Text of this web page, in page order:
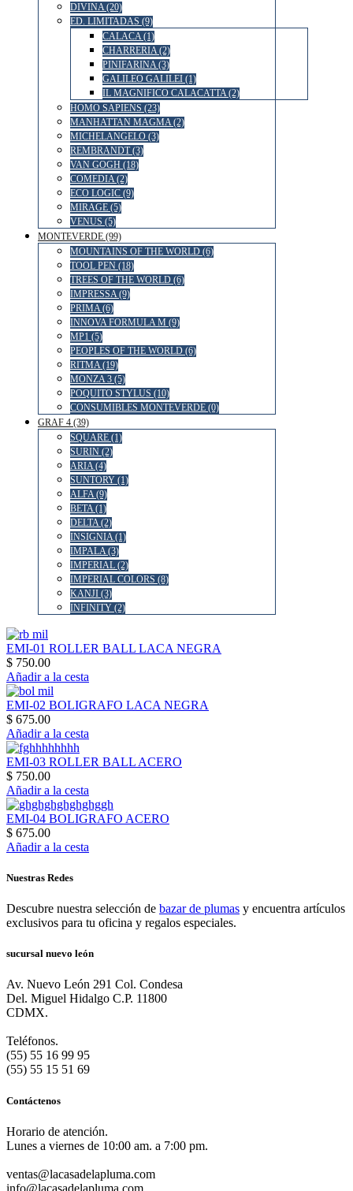
DIVINA (20)
ED. LIMITADAS (9)
CALACA (1)
CHARRERIA (2)
PINIFARINA (3)
GALILEO GALILEI (1)
IL MAGNIFICO CALACATTA (2)
HOMO SAPIENS (23)
MANHATTAN MAGMA (2)
MICHELANGELO (3)
REMBRANDT (3)
VAN GOGH (18)
COMEDIA (2)
ECO LOGIC (9)
MIRAGE (5)
VENUS (5)
MONTEVERDE (99)
MOUNTAINS OF THE WORLD (6)
TOOL PEN (18)
TREES OF THE WORLD (6)
IMPRESSA (9)
PRIMA (6)
INNOVA FORMULA M (9)
MP1 (5)
PEOPLES OF THE WORLD (6)
RITMA (19)
MONZA 3 (5)
POQUITO STYLUS (10)
CONSUMIBLES MONTEVERDE (0)
GRAF 4 (39)
SQUARE (1)
SURIN (2)
ARIA (4)
SUNTORY (1)
ALFA (9)
BETA (1)
DELTA (2)
INSIGNIA (1)
IMPALA (3)
IMPERIAL (2)
IMPERIAL COLORS (8)
KANJI (3)
INFINITY (2)
EMI-01 ROLLER BALL LACA NEGRA
$ 750.00
Añadir a la cesta
EMI-02 BOLIGRAFO LACA NEGRA
$ 675.00
Añadir a la cesta
EMI-03 ROLLER BALL ACERO
$ 750.00
Añadir a la cesta
EMI-04 BOLIGRAFO ACERO
$ 675.00
Añadir a la cesta
Nuestras Redes
Descubre nuestra selección de bazar de plumas y encuentra artículos
exclusivos para tu oficina y regalos especiales.
sucursal nuevo león
Av. Nuevo León 291 Col. Condesa
Del. Miguel Hidalgo C.P. 11800
CDMX.
Teléfonos.
(55) 55 16 99 95
(55) 55 15 51 69
Contáctenos
Horario de atención.
Lunes a viernes de 10:00 am. a 7:00 pm.
ventas@lacasadelapluma.com
info@lacasadelapluma.com